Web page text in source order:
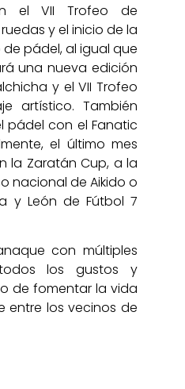
el VII Trofeo de
y el inicio de la
pádel, al igual que
una nueva edición
y el VII Trofeo
artístico. También
pádel con el Fanatic
el último mes
la Zaratán Cup, a la
nacional de Aikido o
y León de Fútbol 7
con múltiples
los gustos y
de fomentar la vida
entre los vecinos de